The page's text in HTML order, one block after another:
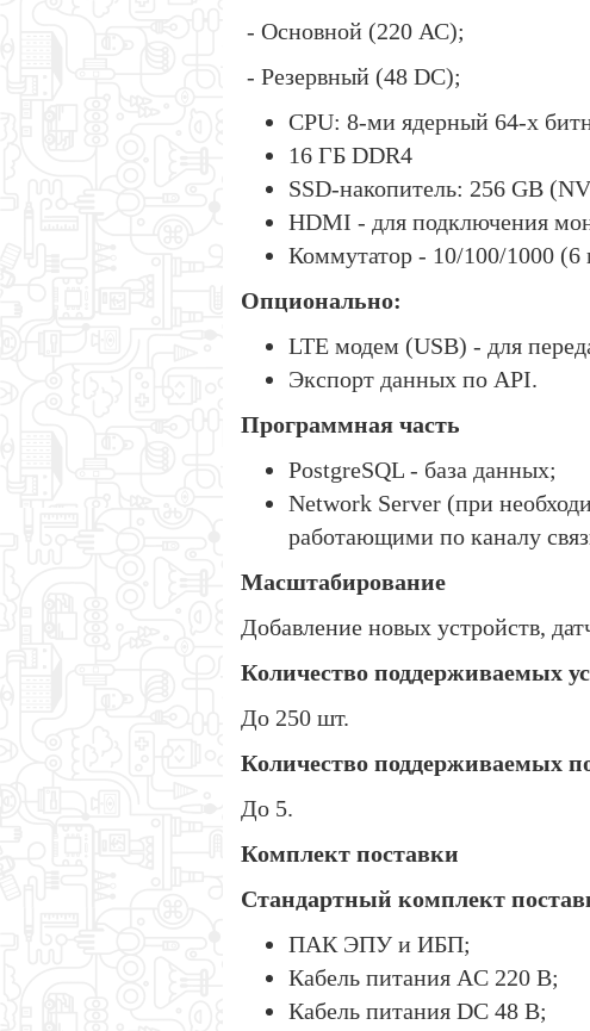
- Основной (220 АС);
- Резервный (48 DC);
CPU: 8-ми ядерный 64-х
16 ГБ DDR4
SSD-накопитель: 256 GB
HDMI - для подключения
Коммутатор - 10/100/1000 (6
Опционально:
LTE модем (USB) - для
Экспорт данных по API.
Программная часть
PostgreSQL - база данных;
Network Server (при
работающими по каналу
Масштабирование
Добавление новых устройств,
Количество поддерживаемых
До 250 шт.
Количество поддерживаемых
До 5.
Комплект поставки
Стандартный комплект
ПАК ЭПУ и ИБП;
Кабель питания AC 220 В;
Кабель питания DC 48 В;